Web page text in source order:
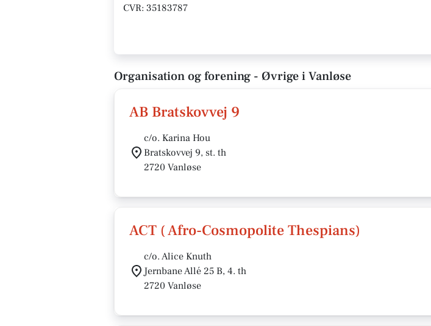
CVR: 35183787
Organisation og forening - Øvrige i Vanløse
AB Bratskovvej 9
c/o. Karina Hou
Bratskovvej 9, st. th
2720 Vanløse
ACT ( Afro-Cosmopolite Thespians)
c/o. Alice Knuth
Jernbane Allé 25 B, 4. th
2720 Vanløse